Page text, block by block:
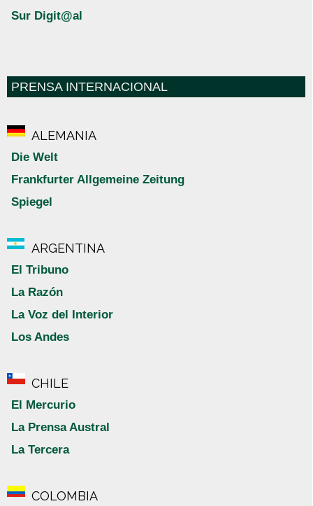
Sur Digit@al
PRENSA INTERNACIONAL
ALEMANIA
Die Welt
Frankfurter Allgemeine Zeitung
Spiegel
ARGENTINA
El Tribuno
La Razón
La Voz del Interior
Los Andes
CHILE
El Mercurio
La Prensa Austral
La Tercera
COLOMBIA